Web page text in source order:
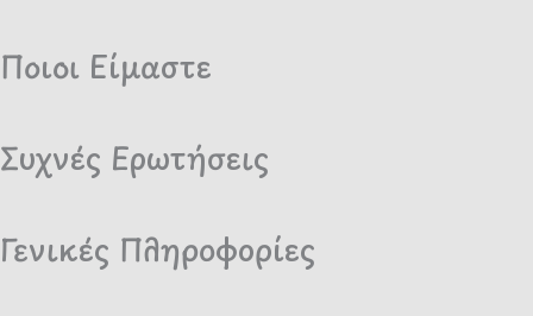
Ποιοι Είμαστε
Συχνές Ερωτήσεις
Γενικές Πληροφορίες